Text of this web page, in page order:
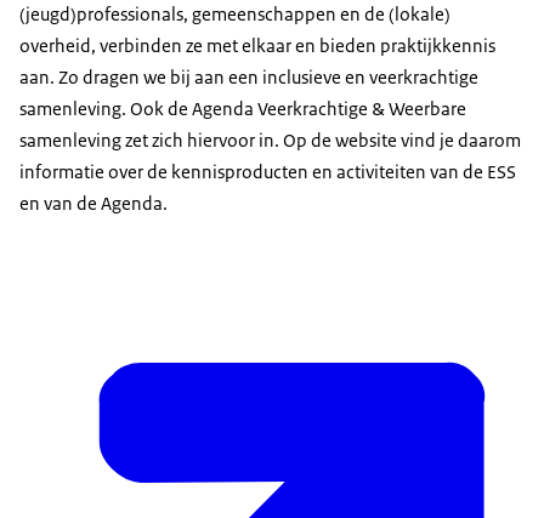
(jeugd)professionals, gemeenschappen en de (lokale)
overheid, verbinden ze met elkaar en bieden praktijkkennis
aan. Zo dragen we bij aan een inclusieve en veerkrachtige
samenleving. Ook de Agenda Veerkrachtige & Weerbare
samenleving zet zich hiervoor in. Op de website vind je daarom
informatie over de kennisproducten en activiteiten van de ESS
en van de Agenda.